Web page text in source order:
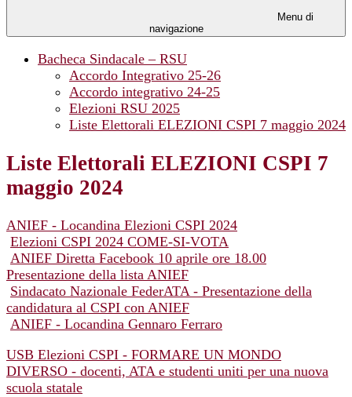
Menu di
navigazione
Bacheca Sindacale – RSU
Accordo Integrativo 25-26
Accordo integrativo 24-25
Elezioni RSU 2025
Liste Elettorali ELEZIONI CSPI 7 maggio 2024
Liste Elettorali ELEZIONI CSPI 7
maggio 2024
ANIEF - Locandina Elezioni CSPI 2024
Elezioni CSPI 2024 COME-SI-VOTA
ANIEF Diretta Facebook 10 aprile ore 18.00
Presentazione della lista ANIEF
Sindacato Nazionale FederATA - Presentazione della
candidatura al CSPI con ANIEF
ANIEF - Locandina Gennaro Ferraro
USB Elezioni CSPI - FORMARE UN MONDO
DIVERSO - docenti, ATA e studenti uniti per una nuova
scuola statale